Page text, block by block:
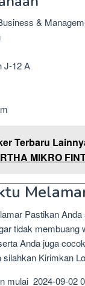
&
J-12 A
Terbaru
MIKRO
Pastikan
tidak
Anda juga
Kirimkan
mulai 2024-09-02